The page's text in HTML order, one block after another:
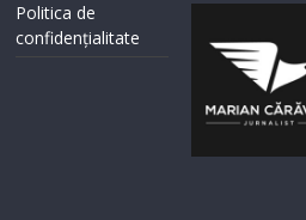
Politica de
confidențialitate